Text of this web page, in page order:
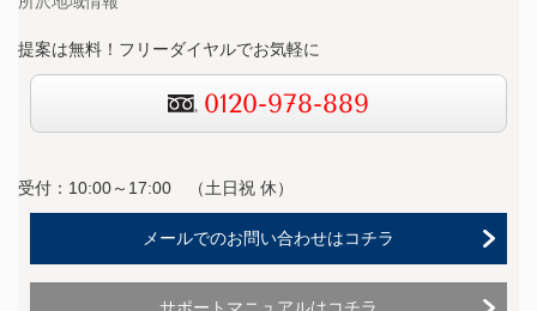
提案は無料！フリーダイヤルでお気軽に
0120-978-889
受付：10:00～17:00 （土日祝 休）
メールでのお問い合わせはコチラ